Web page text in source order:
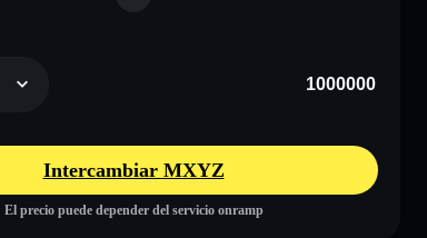
Intercambiar MXYZ
El precio puede depender del servicio onramp